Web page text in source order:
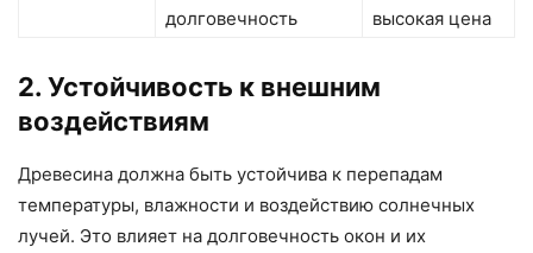
долговечность
высокая цена
2. Устойчивость к внешним
воздействиям
Древесина должна быть устойчива к перепадам
температуры, влажности и воздействию солнечных
лучей. Это влияет на долговечность окон и их